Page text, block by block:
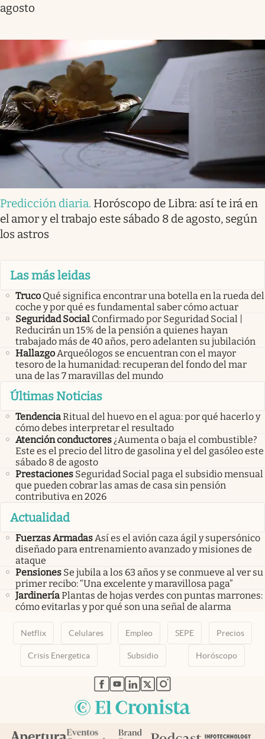
agosto
Predicción diaria. Horóscopo de Libra: así te irá en
el amor y el trabajo este sábado 8 de agosto, según
los astros
Las más leidas
Truco Qué significa encontrar una botella en la rueda del
coche y por qué es fundamental saber cómo actuar
Seguridad Social Confirmado por Seguridad Social |
Reducirán un 15% de la pensión a quienes hayan
trabajado más de 40 años, pero adelanten su jubilación
HallazgoArqueólogos se encuentran con el mayor
tesoro de la humanidad: recuperan del fondo del mar
una de las 7 maravillas del mundo
Últimas Noticias
TendenciaRitual del huevo en el agua: por qué hacerlo y
cómo debes interpretar el resultado
Atención conductores¿Aumenta o baja el combustible?
Este es el precio del litro de gasolina y el del gasóleo este
sábado 8 de agosto
Prestaciones Seguridad Social paga el subsidio mensual
que pueden cobrar las amas de casa sin pensión
contributiva en 2026
Actualidad
Fuerzas ArmadasAsí es el avión caza ágil y supersónico
diseñado para entrenamiento avanzado y misiones de
ataque
Pensiones Se jubila a los 63 años y se conmueve al ver su
primer recibo: “Una excelente y maravillosa paga”
JardineríaPlantas de hojas verdes con puntas marrones:
cómo evitarlas y por qué son una señal de alarma
Netflix Celulares Empleo SEPE Precios
Crisis Energetica Subsidio Horóscopo
abre en nueva pestaña
abre en nueva pestaña
abre en nueva pestaña
abre en nueva pestaña
abre en nueva pestaña